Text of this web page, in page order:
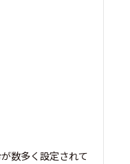
数多く設定されて